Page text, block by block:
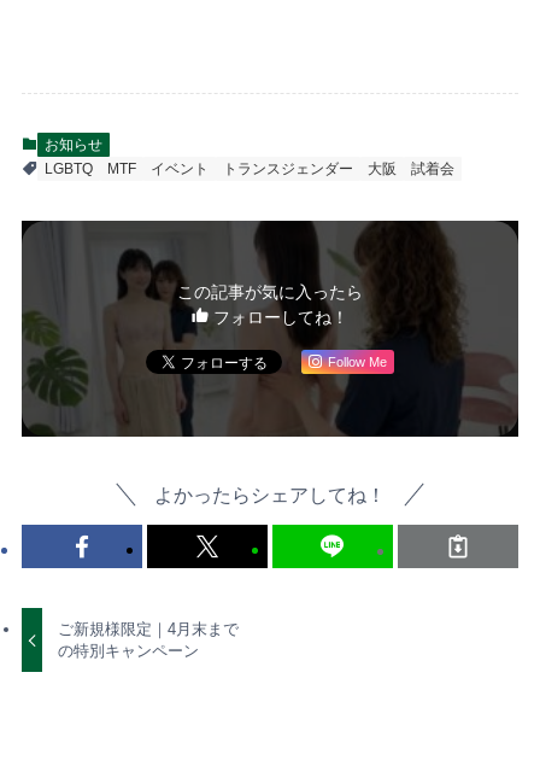
お知らせ
LGBTQ
MTF イベント トランスジェンダー 大阪 試着会
この記事が気に入ったら
フォローしてね！
Follow Me
よかったらシェアしてね！
ご新規様限定｜4月末まで
の特別キャンペーン